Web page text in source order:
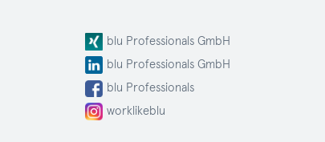
blu Professionals GmbH
blu Professionals GmbH
blu Professionals
worklikeblu